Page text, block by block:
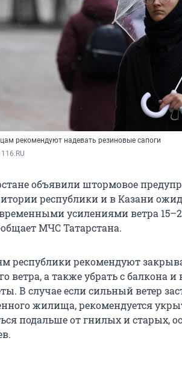
рекомендуют надевать резиновые сапоги
116.RU
объявили штормовое
республики и в Казани
усилениями ветра
МЧС Татарстана.
республики рекомендуют
ветра, а также убрать с балкона
В случае если сильный ветер
жилища, рекомендуется
подальше от гнилых и старых,